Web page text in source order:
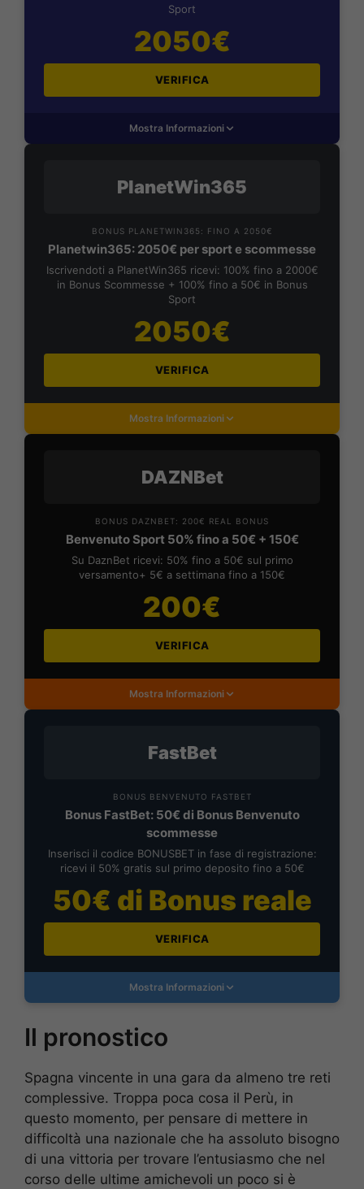
Sport
2050€
VERIFICA
Mostra Informazioni
PlanetWin365
BONUS PLANETWIN365: FINO A 2050€
Planetwin365: 2050€ per sport e scommesse
Iscrivendoti a PlanetWin365 ricevi: 100% fino a 2000€
in Bonus Scommesse + 100% fino a 50€ in Bonus
Sport
2050€
VERIFICA
Mostra Informazioni
DAZNBet
BONUS DAZNBET: 200€ REAL BONUS
Benvenuto Sport 50% fino a 50€ + 150€
Su DaznBet ricevi: 50% fino a 50€ sul primo
versamento+ 5€ a settimana fino a 150€
200€
VERIFICA
Mostra Informazioni
FastBet
BONUS BENVENUTO FASTBET
Bonus FastBet: 50€ di Bonus Benvenuto
scommesse
Inserisci il codice BONUSBET in fase di registrazione:
ricevi il 50% gratis sul primo deposito fino a 50€
50€ di Bonus reale
VERIFICA
Mostra Informazioni
Il pronostico
Spagna vincente in una gara da almeno tre reti
complessive. Troppa poca cosa il Perù, in
questo momento, per pensare di mettere in
difficoltà una nazionale che ha assoluto bisogno
di una vittoria per trovare l’entusiasmo che nel
corso delle ultime amichevoli un poco si è